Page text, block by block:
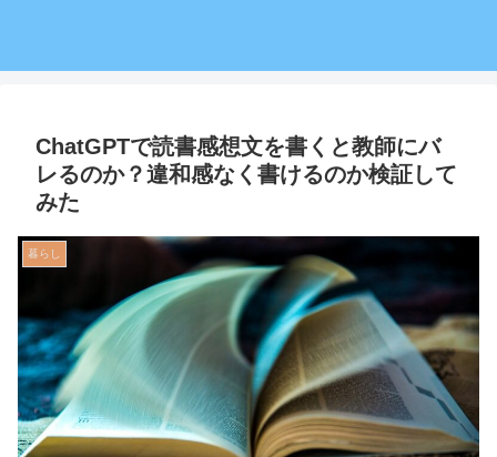
ChatGPTで読書感想文を書くと教師にバ
レるのか？違和感なく書けるのか検証して
みた
暮らし